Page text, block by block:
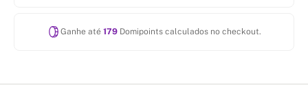
Ganhe até 179 Domipoints calculados no checkout.